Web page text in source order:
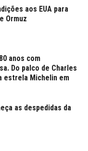
aos EUA para
Ormuz
anos com
Do palco de Charles
estrela Michelin em
as despedidas da